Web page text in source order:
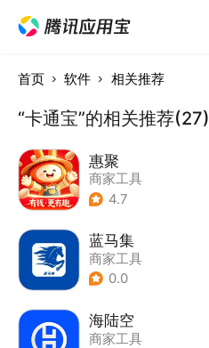
首页 软件 相关推荐
“卡通宝”的相关推荐(27)
惠聚
商家工具
4.7
蓝马集
商家工具
0.0
海陆空
商家工具